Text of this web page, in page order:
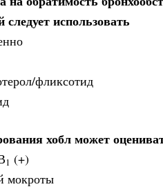
использовать
фликсотид
хобл может
1 (+)
мокроты